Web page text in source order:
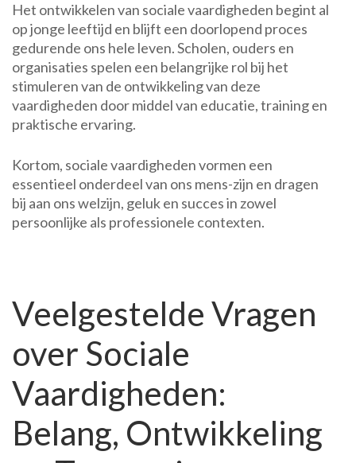
Het ontwikkelen van sociale vaardigheden begint al
op jonge leeftijd en blijft een doorlopend proces
gedurende ons hele leven. Scholen, ouders en
organisaties spelen een belangrijke rol bij het
stimuleren van de ontwikkeling van deze
vaardigheden door middel van educatie, training en
praktische ervaring.
Kortom, sociale vaardigheden vormen een
essentieel onderdeel van ons mens-zijn en dragen
bij aan ons welzijn, geluk en succes in zowel
persoonlijke als professionele contexten.
Veelgestelde Vragen
over Sociale
Vaardigheden:
Belang, Ontwikkeling